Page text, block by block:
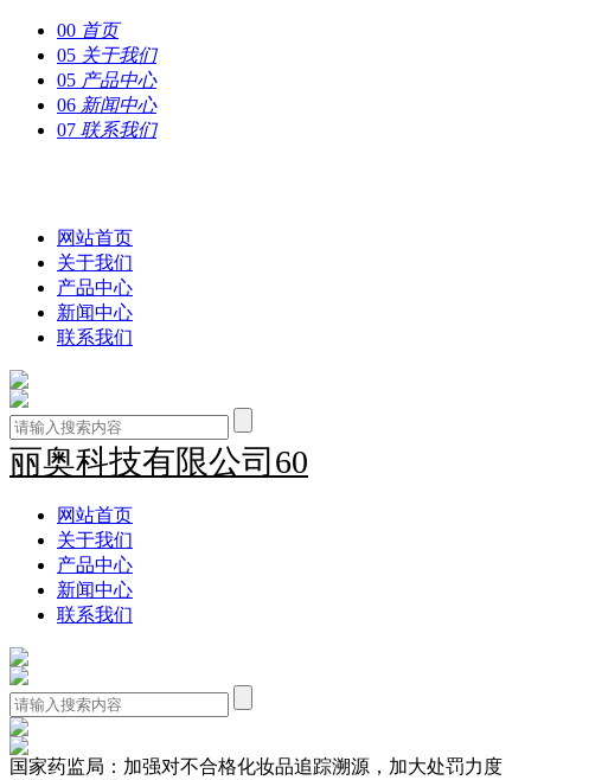
00 首页
05 关于我们
05 产品中心
06 新闻中心
07 联系我们
网站首页
关于我们
产品中心
新闻中心
联系我们
丽奥科技有限公司60
网站首页
关于我们
产品中心
新闻中心
联系我们
国家药监局：加强对不合格化妆品追踪溯源，加大处罚力度